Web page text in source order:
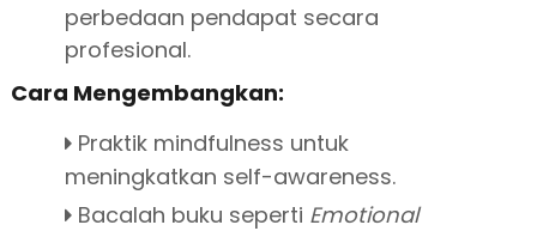
perbedaan pendapat secara
profesional.
Cara Mengembangkan:
Praktik mindfulness untuk
meningkatkan self-awareness.
Bacalah buku seperti Emotional